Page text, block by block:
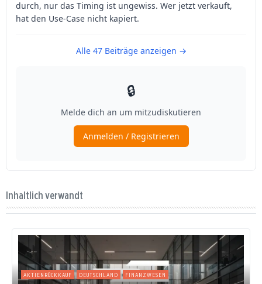
Inhaltlich verwandt
AKTIENRÜCKKAUF DEUTSCHLAND FINANZWESEN